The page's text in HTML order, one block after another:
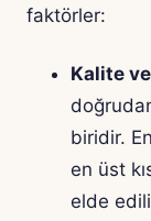
faktörler:
Kalite
biridir.
en üst
elde